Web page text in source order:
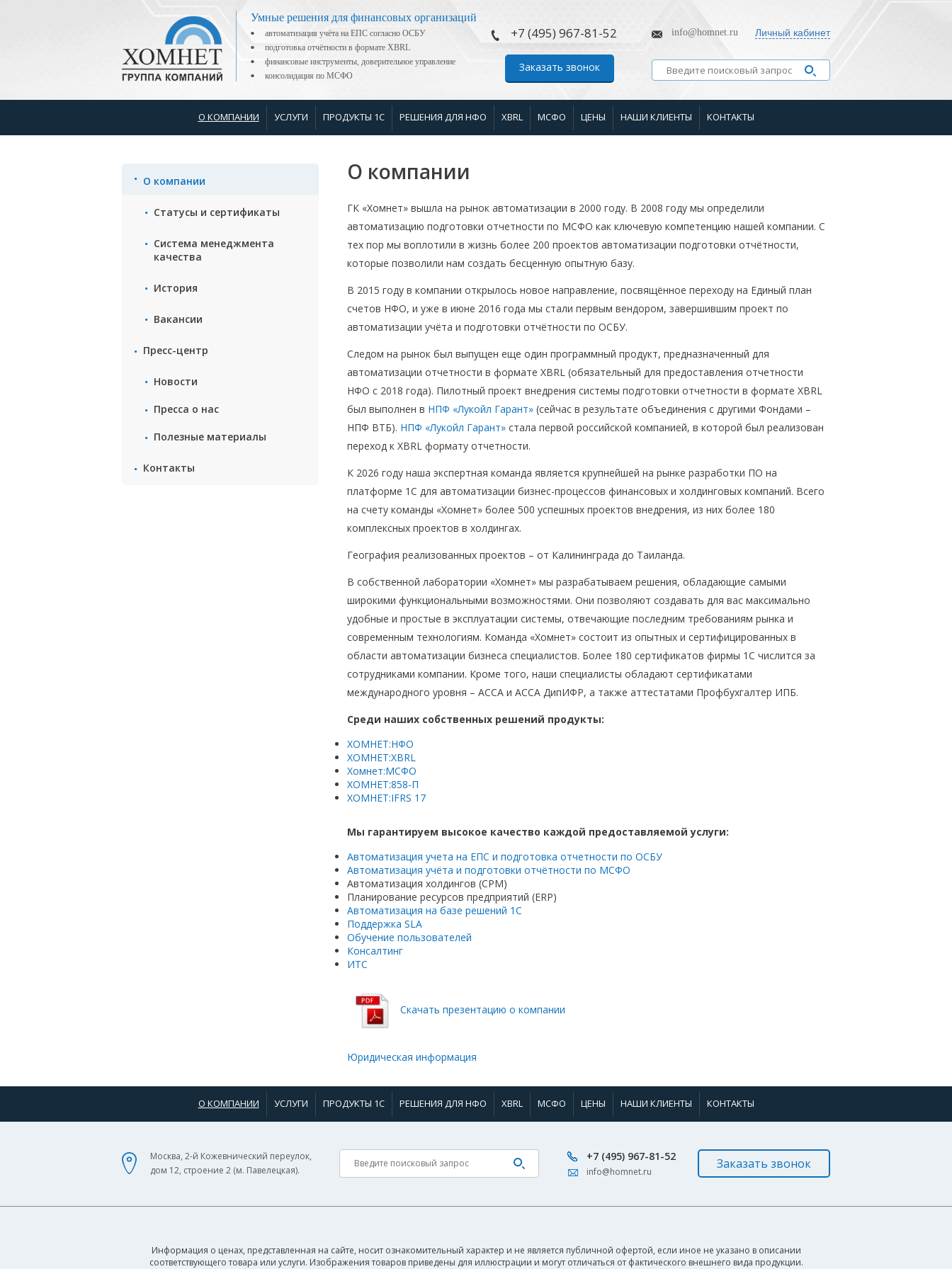
Умные решения для финансовых организаций
автоматизация учёта на ЕПС согласно ОСБУ
подготовка отчётности в формате XBRL
финансовые инструменты, доверительное управление
консолидация по МСФО
+7 (495) 967-81-52
Заказать звонок
info@homnet.ru Личный кабинет
О КОМПАНИИ УСЛУГИ ПРОДУКТЫ 1С РЕШЕНИЯ ДЛЯ НФО XBRL МСФО ЦЕНЫ НАШИ КЛИЕНТЫ КОНТАКТЫ
О компании
Статусы и сертификаты
Система менеджмента
качества
История
Вакансии
Пресс-центр
Новости
Пресса о нас
Полезные материалы
Контакты
О компании
ГК «Хомнет» вышла на рынок автоматизации в 2000 году. В 2008 году мы определили
автоматизацию подготовки отчетности по МСФО как ключевую компетенцию нашей компании. С
тех пор мы воплотили в жизнь более 200 проектов автоматизации подготовки отчётности,
которые позволили нам создать бесценную опытную базу.
В 2015 году в компании открылось новое направление, посвящённое переходу на Единый план
счетов НФО, и уже в июне 2016 года мы стали первым вендором, завершившим проект по
автоматизации учёта и подготовки отчётности по ОСБУ.
Следом на рынок был выпущен еще один программный продукт, предназначенный для
автоматизации отчетности в формате XBRL (обязательный для предоставления отчетности
НФО с 2018 года). Пилотный проект внедрения системы подготовки отчетности в формате XBRL
был выполнен в НПФ «Лукойл Гарант» (сейчас в результате объединения с другими Фондами –
НПФ ВТБ). НПФ «Лукойл Гарант» стала первой российской компанией, в которой был реализован
переход к XBRL формату отчетности.
К 2026 году наша экспертная команда является крупнейшей на рынке разработки ПО на
платформе 1С для автоматизации бизнес-процессов финансовых и холдинговых компаний. Всего
на счету команды «Хомнет» более 500 успешных проектов внедрения, из них более 180
комплексных проектов в холдингах.
География реализованных проектов – от Калининграда до Таиланда.
В собственной лаборатории «Хомнет» мы разрабатываем решения, обладающие самыми
широкими функциональными возможностями. Они позволяют создавать для вас максимально
удобные и простые в эксплуатации системы, отвечающие последним требованиям рынка и
современным технологиям. Команда «Хомнет» состоит из опытных и сертифицированных в
области автоматизации бизнеса специалистов. Более 180 сертификатов фирмы 1С числится за
сотрудниками компании. Кроме того, наши специалисты обладают сертификатами
международного уровня – АССА и АССА ДипИФР, а также аттестатами Профбухгалтер ИПБ.
Среди наших собственных решений продукты:
ХОМНЕТ:НФО
ХОМНЕТ:XBRL
Хомнет:МСФО
ХОМНЕТ:858-П
ХОМНЕТ:IFRS 17
Мы гарантируем высокое качество каждой предоставляемой услуги:
Автоматизация учета на ЕПС и подготовка отчетности по ОСБУ
Автоматизация учёта и подготовки отчётности по МСФО
Автоматизация холдингов (CPM)
Планирование ресурсов предприятий (ERP)
Автоматизация на базе решений 1С
Поддержка SLA
Обучение пользователей
Консалтинг
ИТС
Скачать презентацию о компании
Юридическая информация
О КОМПАНИИ УСЛУГИ ПРОДУКТЫ 1С РЕШЕНИЯ ДЛЯ НФО XBRL МСФО ЦЕНЫ НАШИ КЛИЕНТЫ КОНТАКТЫ
Москва, 2-й Кожевнический переулок,
дом 12, строение 2 (м. Павелецкая).
+7 (495) 967-81-52
info@homnet.ru
Заказать звонок
Информация о ценах, представленная на сайте, носит ознакомительный характер и не является публичной офертой, если иное не указано в описании
соответствующего товара или услуги. Изображения товаров приведены для иллюстрации и могут отличаться от фактического внешнего вида продукции.